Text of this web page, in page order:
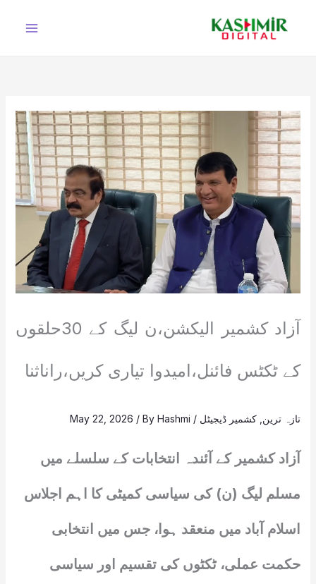
آزاد کشمیر الیکشن،ن لیگ کے 30حلقوں
کے ٹکٹس فائنل،امیدوا تیاری کریں،راناثنا
تازہ ترین کشمیر ڈیجیٹل /
May 22, 2026 / ByHashmi
آزاد کشمیر کے آئندہ انتخابات کے سلسلے میں
مسلم لیگ (ن) کی سیاسی کمیٹی کا اہم اجلاس
اسلام آباد میں منعقد ہوا، جس میں انتخابی
حکمت عملی، ٹکٹوں کی تقسیم اور سیاسی